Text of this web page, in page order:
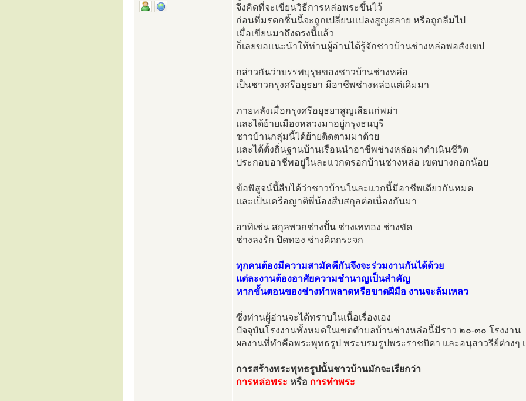
จึงคิดที่จะเขียนวิธีการหล่อพระขึ้นไว้
ก่อนที่มรดกชิ้นนี้จะถูกเปลี่ยนแปลงสูญสลาย หรือถูกลืมไป
เมื่อเขียนมาถึงตรงนี้แล้ว
ก็เลยขอแนะนำให้ท่านผู้อ่านได้รู้จักชาวบ้านช่างหล่อพอสังเขป
กล่าวกันว่าบรรพบุรุษของชาวบ้านช่างหล่อ
เป็นชาวกรุงศรีอยุธยา มีอาชีพช่างหล่อแต่เดิมมา
ภายหลังเมื่อกรุงศรีอยุธยาสูญเสียแก่พม่า
และได้ย้ายเมืองหลวงมาอยู่กรุงธนบุรี
ชาวบ้านกลุ่มนี้ได้ย้ายติดตามมาด้วย
และได้ตั้งถิ่นฐานบ้านเรือนนำอาชีพช่างหล่อมาดำเนินชีวิต
ประกอบอาชีพอยู่ในละแวกตรอกบ้านช่างหล่อ เขตบางกอกน้อย
ข้อพิสูจน์นี้สืบได้ว่าชาวบ้านในละแวกนี้มีอาชีพเดียวกันหมด
และเป็นเครือญาติพี่น้องสืบสกุลต่อเนื่องกันมา
อาทิเช่น สกุลพวกช่างปั้น ช่างเททอง ช่างขัด
ช่างลงรัก ปิดทอง ช่างติดกระจก
ทุกคนต้องมีความสามัคคีกันจึงจะร่วมงานกันได้ด้วย
แต่ละงานต้องอาศัยความชำนาญเป็นสำคัญ
หากขั้นตอนของช่างทำพลาดหรือขาดฝีมือ งานจะล้มเหลว
ซึ่งท่านผู้อ่านจะได้ทราบในเนื้อเรื่องเอง
ปัจจุบันโรงงานทั้งหมดในเขตตำบลบ้านช่างหล่อนี้มีราว ๒๐-๓๐ โรงงาน
ผลงานที่ทำคือพระพุทธรูป พระบรมรูปพระราชบิดา และอนุสาวรีย์ต่างๆ
การสร้างพระพุทธรูปนั้นชาวบ้านมักจะเรียกว่า
การหล่อพระ หรือ การทำพระ